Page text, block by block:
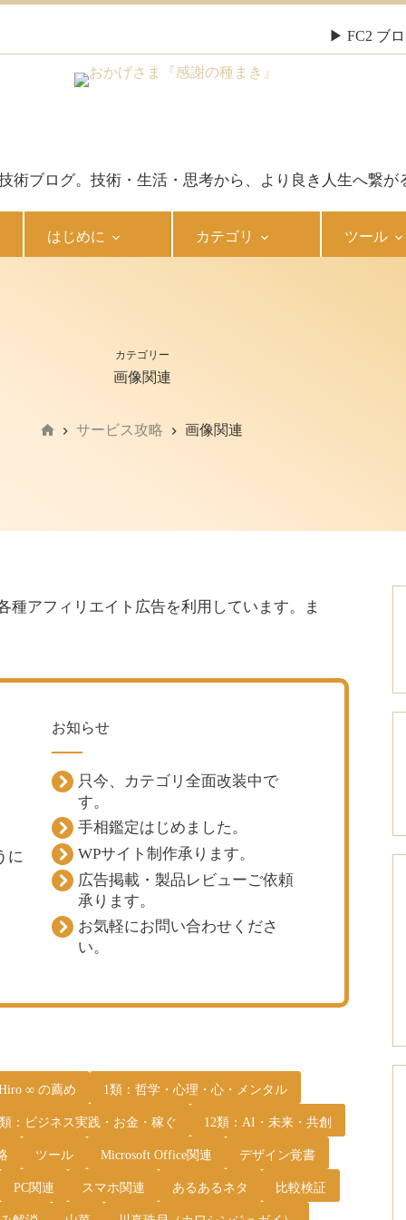
▶ FC2 ブ
術ブログ。技術・生活・思考から、より良き人生へ繋が
はじめに カテゴリ ツール
カテゴリー
画像関連
サービス攻略 画像関連
種アフィリエイト広告を利用しています。ま
に
お知らせ
只今、カテゴリ全面改装中で
す。
手相鑑定はじめました。
WPサイト制作承ります。
広告掲載・製品レビューご依頼
承ります。
お気軽にお問い合わせくださ
い。
∞ の薦め 1類：哲学・心理・心・メンタル
：ビジネス実践・お金・稼ぐ 12類：AI・未来・共創
ツール Microsoft Office関連 デザイン覚書
PC関連 スマホ関連 あるあるネタ 比較検証